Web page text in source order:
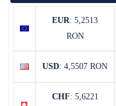
EUR: 5,2513
RON
USD: 4,5507 RON
CHF: 5,6221